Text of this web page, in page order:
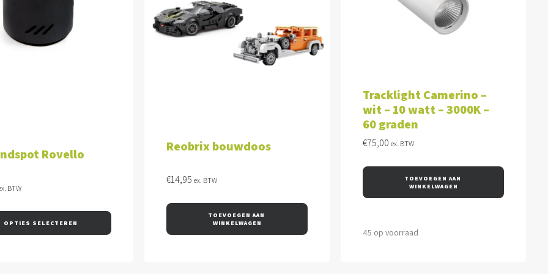
Rovello
BTW
OPTIES SELECTEREN
Reobrix bouwdoos
€14,95 ex. BTW
TOEVOEGEN AAN
WINKELWAGEN
Tracklight Camerino –
wit – 10 watt – 3000K –
60 graden
€75,00 ex. BTW
TOEVOEGEN AAN
WINKELWAGEN
45 op voorraad